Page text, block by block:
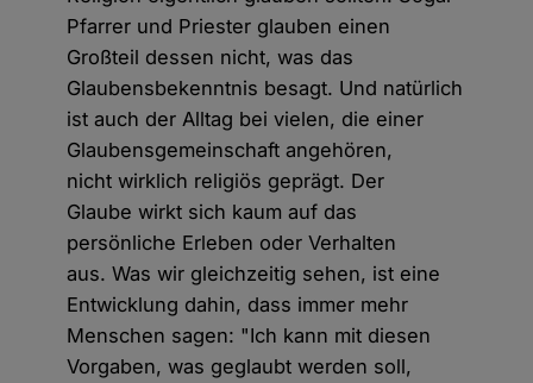
Pfarrer und Priester glauben einen
Großteil dessen nicht, was das
Glaubensbekenntnis besagt. Und natürlich
ist auch der Alltag bei vielen, die einer
Glaubensgemeinschaft angehören,
nicht wirklich religiös geprägt. Der
Glaube wirkt sich kaum auf das
persönliche Erleben oder Verhalten
aus. Was wir gleichzeitig sehen, ist eine
Entwicklung dahin, dass immer mehr
Menschen sagen: "Ich kann mit diesen
Vorgaben, was geglaubt werden soll,